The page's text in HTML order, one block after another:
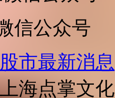
信公众号
股市最新消息
上海点掌文